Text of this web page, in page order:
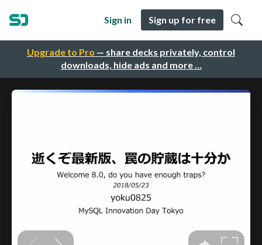
Upgrade to Pro — share decks privately, control
downloads, hide ads and more …
Sign in Sign up for free